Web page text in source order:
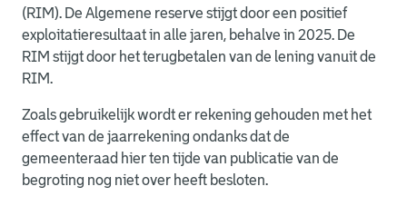
(RIM). De Algemene reserve stijgt door een positief
exploitatieresultaat in alle jaren, behalve in 2025. De
RIM stijgt door het terugbetalen van de lening vanuit de
RIM.
Zoals gebruikelijk wordt er rekening gehouden met het
effect van de jaarrekening ondanks dat de
gemeenteraad hier ten tijde van publicatie van de
begroting nog niet over heeft besloten.